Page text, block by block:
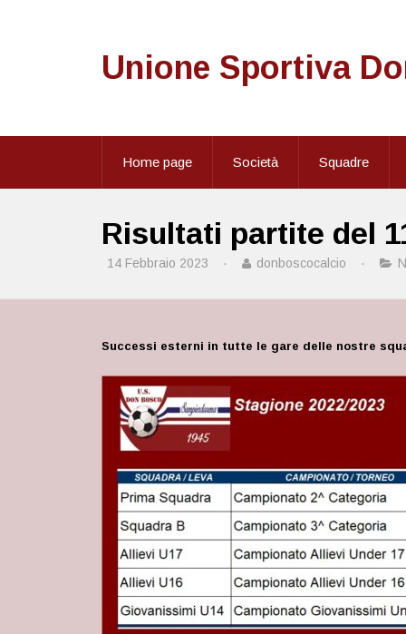
Unione Sportiva
Home page Società Squadre
Risultati partite del
14 Febbraio 2023 · donboscocalcio ·
Successi esterni in tutte le gare delle nostre